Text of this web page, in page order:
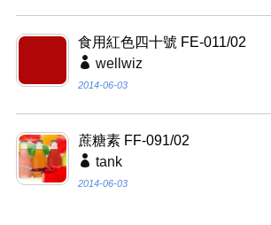
食用紅色四十號 FE-011/02
wellwiz
2014-06-03
蔗糖素 FF-091/02
tank
2014-06-03